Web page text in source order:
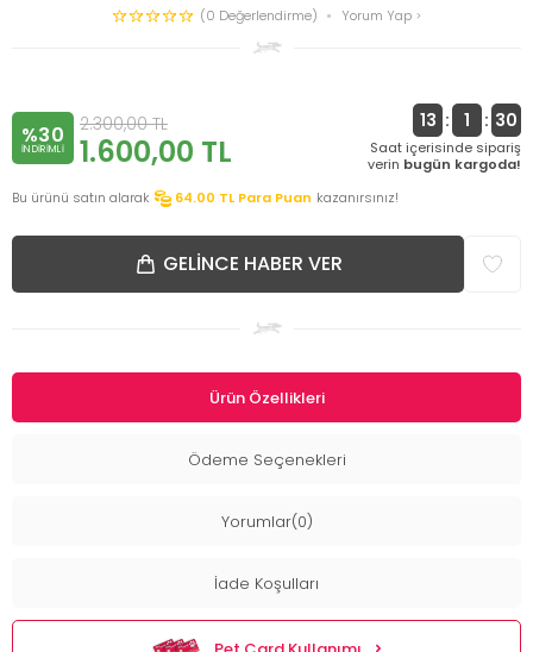
(0 Değerlendirme)
Yorum Yap
%30
INDIRIMLI
2.300,00TL
1.600,00 TL
13 : 1 : 29
Saat içerisinde sipariş
verin bugün kargoda!
Bu ürünü satın alarak
64.00 TL Para Puan kazanırsınız!
GELINCE HABER VER
Ürün Özellikleri
Ödeme Seçenekleri
Yorumlar(0)
İade Koşulları